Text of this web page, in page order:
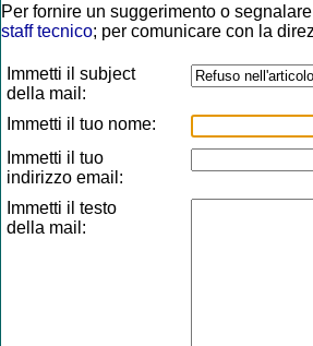
Per fornire un suggerimento o
staff tecnico; per comunicare con la
Immetti il subject
della mail:
Immetti il tuo nome:
Immetti il tuo
indirizzo email:
Immetti il testo
della mail: